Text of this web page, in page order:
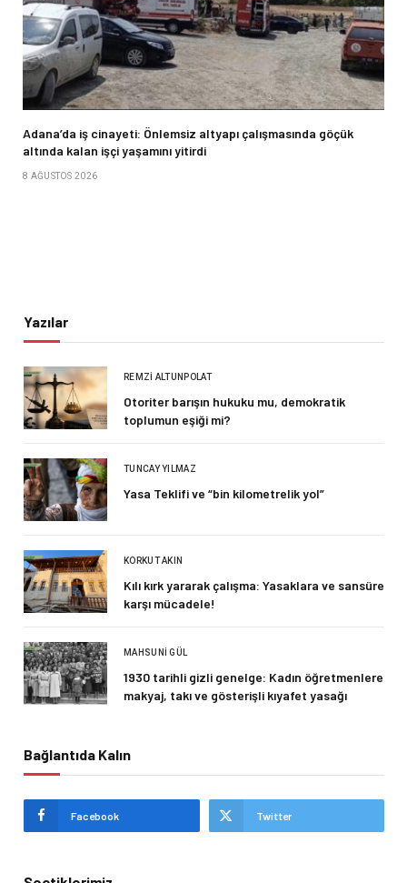
Adana’da iş cinayeti: Önlemsiz altyapı çalışmasında göçük
altında kalan işçi yaşamını yitirdi
8 AĞUSTOS 2026
Yazılar
REMZI ALTUNPOLAT
Otoriter barışın hukuku mu, demokratik
toplumun eşiği mi?
TUNCAY YILMAZ
Yasa Teklifi ve “bin kilometrelik yol”
KORKUT AKIN
Kılı kırk yararak çalışma: Yasaklara ve sansüre
karşı mücadele!
MAHSUNI GÜL
1930 tarihli gizli genelge: Kadın öğretmenlere
makyaj, takı ve gösterişli kıyafet yasağı
Bağlantıda Kalın
Facebook Twitter